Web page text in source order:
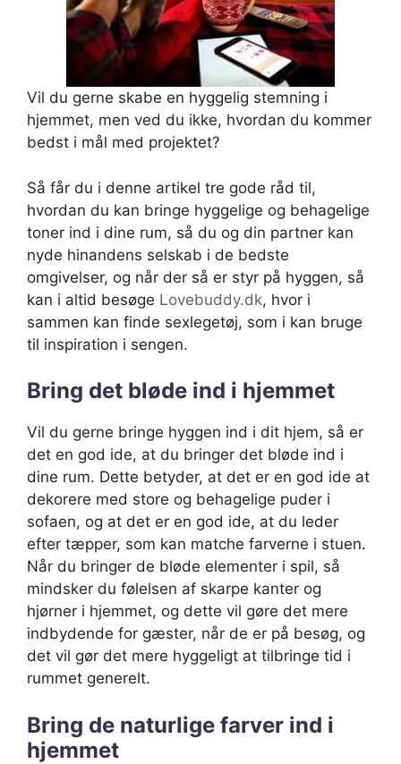
Vil du gerne skabe en hyggelig stemning i
hjemmet, men ved du ikke, hvordan du kommer
bedst i mål med projektet?
Så får du i denne artikel tre gode råd til,
hvordan du kan bringe hyggelige og behagelige
toner ind i dine rum, så du og din partner kan
nyde hinandens selskab i de bedste
omgivelser, og når der så er styr på hyggen, så
kan i altid besøge Lovebuddy.dk, hvor i
sammen kan finde sexlegetøj, som i kan bruge
til inspiration i sengen.
Bring det bløde ind i hjemmet
Vil du gerne bringe hyggen ind i dit hjem, så er
det en god ide, at du bringer det bløde ind i
dine rum. Dette betyder, at det er en god ide at
dekorere med store og behagelige puder i
sofaen, og at det er en god ide, at du leder
efter tæpper, som kan matche farverne i stuen.
Når du bringer de bløde elementer i spil, så
mindsker du følelsen af skarpe kanter og
hjørner i hjemmet, og dette vil gøre det mere
indbydende for gæster, når de er på besøg, og
det vil gør det mere hyggeligt at tilbringe tid i
rummet generelt.
Bring de naturlige farver ind i
hjemmet